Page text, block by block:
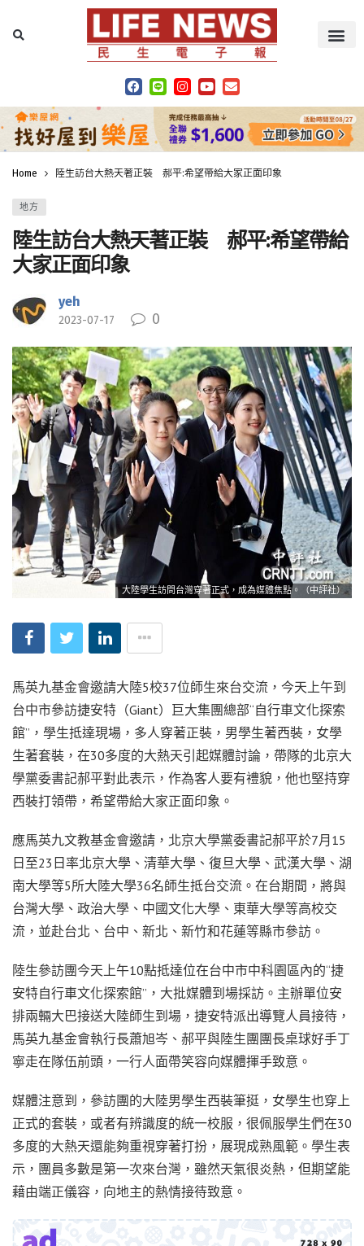
Home 陸生訪台大熱天著正裝 郝平:希望帶給大家正面印象
地方
陸生訪台大熱天著正裝 郝平:希望帶給
大家正面印象
yeh
2023-07-17 0
大陸學生訪問台灣穿著正式，成為媒體焦點。（中評社）
馬英九基金會邀請大陸5校37位師生來台交流，今天上午到
台中市參訪捷安特（Giant）巨大集團總部“自行車文化探索
館”，學生抵達現場，多人穿著正裝，男學生著西裝，女學
生著套裝，在30多度的大熱天引起媒體討論，帶隊的北京大
學黨委書記郝平對此表示，作為客人要有禮貌，他也堅持穿
西裝打領帶，希望帶給大家正面印象。
應馬英九文教基金會邀請，北京大學黨委書記郝平於7月15
日至23日率北京大學、清華大學、復旦大學、武漢大學、湖
南大學等5所大陸大學36名師生抵台交流。在台期間，將與
台灣大學、政治大學、中國文化大學、東華大學等高校交
流，並赴台北、台中、新北、新竹和花蓮等縣市參訪。
陸生參訪團今天上午10點抵達位在台中市中科園區內的“捷
安特自行車文化探索館”，大批媒體到場採訪。主辦單位安
排兩輛大巴接送大陸師生到場，捷安特派出導覽人員接待，
馬英九基金會執行長蕭旭岑、郝平與陸生團團長桌球好手丁
寧走在隊伍前頭，一行人面帶笑容向媒體揮手致意。
媒體注意到，參訪團的大陸男學生西裝筆挺，女學生也穿上
正式的套裝，或者有辨識度的統一校服，很佩服學生們在30
多度的大熱天還能夠重視穿著打扮，展現成熟風範。學生表
示，團員多數是第一次來台灣，雖然天氣很炎熱，但期望能
藉由端正儀容，向地主的熱情接待致意。